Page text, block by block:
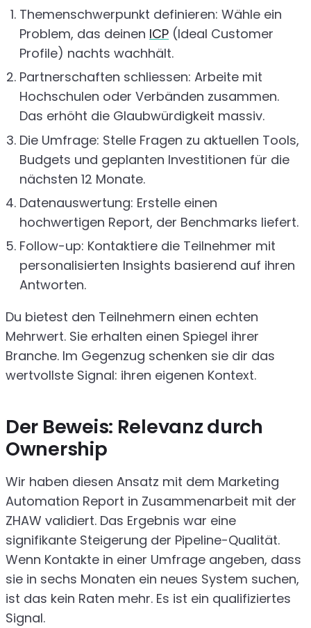
Themenschwerpunkt definieren: Wähle ein
Problem, das deinen ICP (Ideal Customer
Profile) nachts wachhält.
Partnerschaften schliessen: Arbeite mit
Hochschulen oder Verbänden zusammen.
Das erhöht die Glaubwürdigkeit massiv.
Die Umfrage: Stelle Fragen zu aktuellen Tools,
Budgets und geplanten Investitionen für die
nächsten 12 Monate.
Datenauswertung: Erstelle einen
hochwertigen Report, der Benchmarks liefert.
Follow-up: Kontaktiere die Teilnehmer mit
personalisierten Insights basierend auf ihren
Antworten.
Du bietest den Teilnehmern einen echten
Mehrwert. Sie erhalten einen Spiegel ihrer
Branche. Im Gegenzug schenken sie dir das
wertvollste Signal: ihren eigenen Kontext.
Der Beweis: Relevanz durch
Ownership
Wir haben diesen Ansatz mit dem Marketing
Automation Report in Zusammenarbeit mit der
ZHAW validiert. Das Ergebnis war eine
signifikante Steigerung der Pipeline-Qualität.
Wenn Kontakte in einer Umfrage angeben, dass
sie in sechs Monaten ein neues System suchen,
ist das kein Raten mehr. Es ist ein qualifiziertes
Signal.